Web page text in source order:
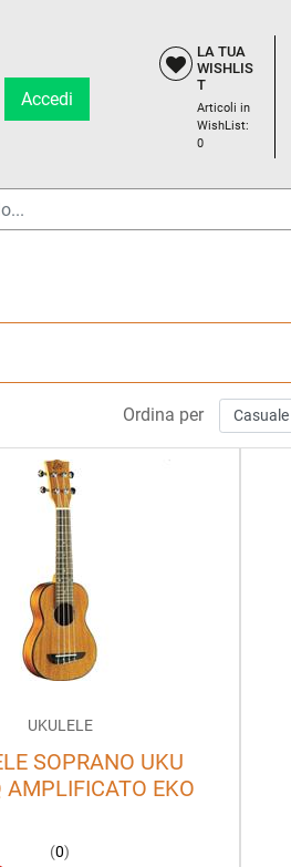
Accedi
LA TUA
WISHLIS
T
Articoli in
WishList:
0
Ordina per
UKULELE
SOPRANO UKU
AMPLIFICATO EKO
(0)